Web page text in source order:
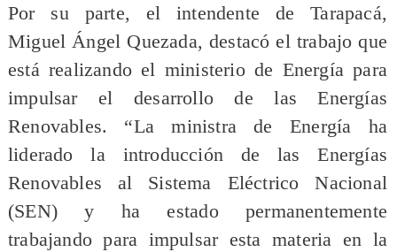
Por su parte, el intendente de Tarapacá,
Miguel Ángel Quezada, destacó el trabajo que
está realizando el ministerio de Energía para
impulsar el desarrollo de las Energías
Renovables. “La ministra de Energía ha
liderado la introducción de las Energías
Renovables al Sistema Eléctrico Nacional
(SEN) y ha estado permanentemente
trabajando para impulsar esta materia en la